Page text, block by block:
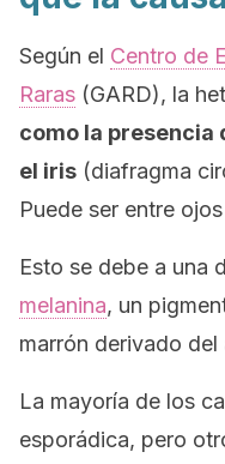
Según el Centro de
Raras (GARD), la
como la presencia
el iris (diafragma
Puede ser entre
Esto se debe a una
melanina, un
marrón derivado
La mayoría de los
esporádica, pero